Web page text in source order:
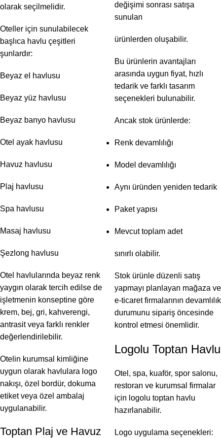
olarak seçilmelidir.
Oteller için sunulabilecek
başlıca havlu çeşitleri
şunlardır:
Beyaz el havlusu
Beyaz yüz havlusu
Beyaz banyo havlusu
Otel ayak havlusu
Havuz havlusu
Plaj havlusu
Spa havlusu
Masaj havlusu
Şezlong havlusu
Otel havlularında beyaz renk
yaygın olarak tercih edilse de
işletmenin konseptine göre
krem, bej, gri, kahverengi,
antrasit veya farklı renkler
değerlendirilebilir.
Otelin kurumsal kimliğine
uygun olarak havlulara logo
nakışı, özel bordür, dokuma
etiket veya özel ambalaj
uygulanabilir.
Toptan Plaj ve Havuz
değişimi sonrası satışa
sunulan
ürünlerden oluşabilir.
Bu ürünlerin avantajları
arasında uygun fiyat, hızlı
tedarik ve farklı tasarım
seçenekleri bulunabilir.
Ancak stok ürünlerde:
Renk devamlılığı
Model devamlılığı
Aynı üründen yeniden tedarik
Paket yapısı
Mevcut toplam adet
sınırlı olabilir.
Stok ürünle düzenli satış
yapmayı planlayan mağaza ve
e-ticaret firmalarının devamlılık
durumunu sipariş öncesinde
kontrol etmesi önemlidir.
Logolu Toptan Havlu
Otel, spa, kuaför, spor salonu,
restoran ve kurumsal firmalar
için logolu toptan havlu
hazırlanabilir.
Logo uygulama seçenekleri: